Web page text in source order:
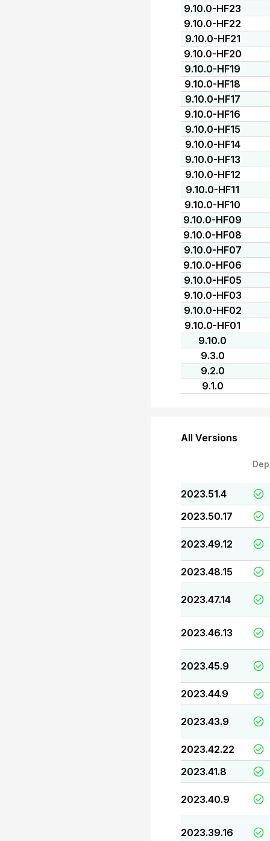
9.10.0-HF23
9.10.0-HF22
9.10.0-HF21
9.10.0-HF20
9.10.0-HF19
9.10.0-HF18
9.10.0-HF17
9.10.0-HF16
9.10.0-HF15
9.10.0-HF14
9.10.0-HF13
9.10.0-HF12
9.10.0-HF11
9.10.0-HF10
9.10.0-HF09
9.10.0-HF08
9.10.0-HF07
9.10.0-HF06
9.10.0-HF05
9.10.0-HF03
9.10.0-HF02
9.10.0-HF01
9.10.0
9.3.0
9.2.0
9.1.0
All Versions
2023.51.4
2023.50.17
2023.49.12
2023.48.15
2023.47.14
2023.46.13
2023.45.9
2023.44.9
2023.43.9
2023.42.22
2023.41.8
2023.40.9
2023.39.16